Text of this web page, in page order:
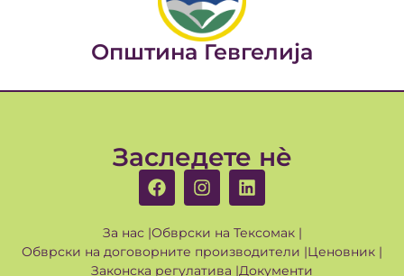
Општина Гевгелија
Заследете нè
За нас |Обврски на Тексомак |
Обврски на договорните производители |Ценовник |
Законска регулатива |Документи